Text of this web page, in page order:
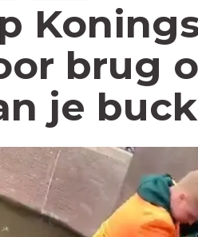
brug
je